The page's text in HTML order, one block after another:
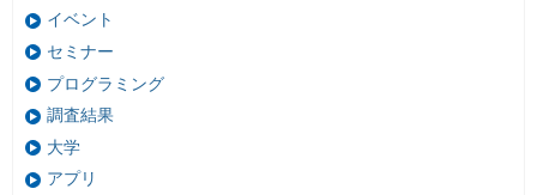
イベント
セミナー
プログラミング
調査結果
大学
アプリ